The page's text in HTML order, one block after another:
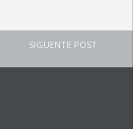
SIGUENTE POST